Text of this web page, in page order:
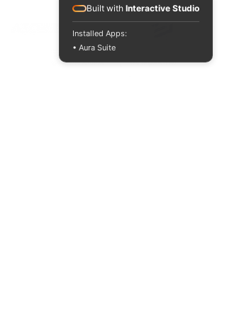
ACREDITACIONES Y CONVENIOS NACIONALES E INTERNACIONALES
Built with Interactive Studio
Installed Apps:
• Aura Suite